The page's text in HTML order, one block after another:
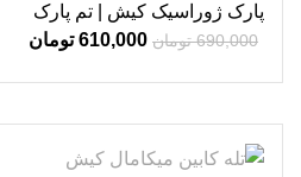
پارک ژوراسیک کیش | تم پارک
سنتر کیش ♥
690,000 تومان 610,000 تومان